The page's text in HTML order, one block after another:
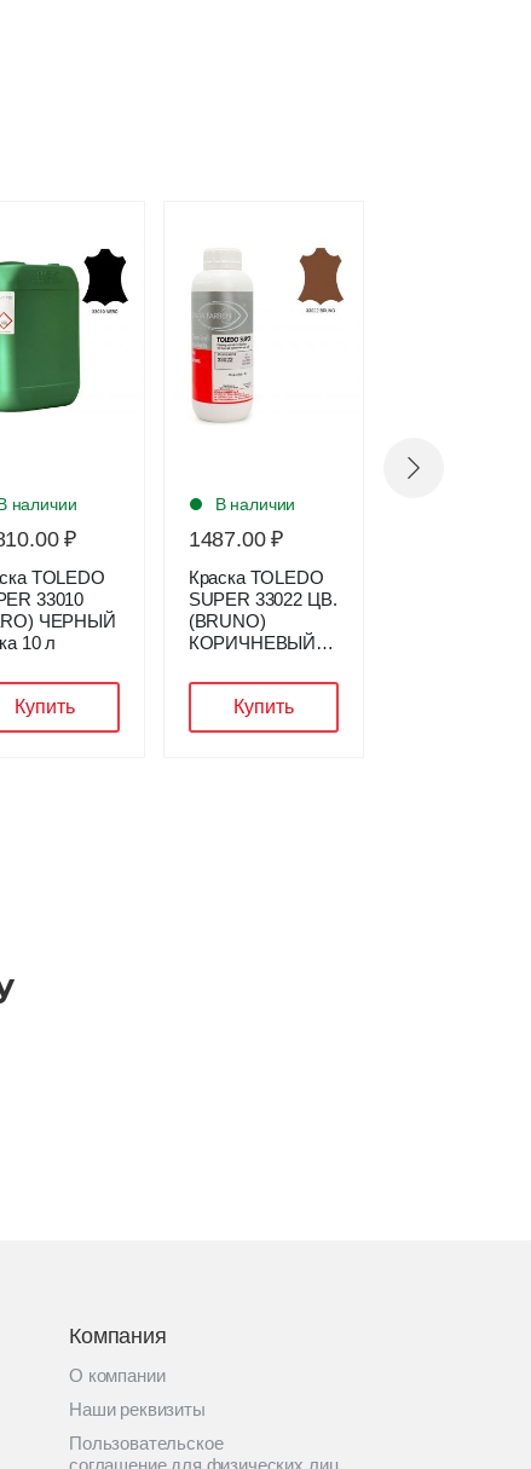
наличии
₽
TOLEDO
33010
ЧЕРНЫЙ
10 л
Купить
В наличии
1487.00 ₽
Краска TOLEDO
SUPER 33022 ЦВ.
(BRUNO)
КОРИЧНЕВЫЙ
Купить
Компания
О компании
Наши реквизиты
Пользовательское
соглашение для физических лиц